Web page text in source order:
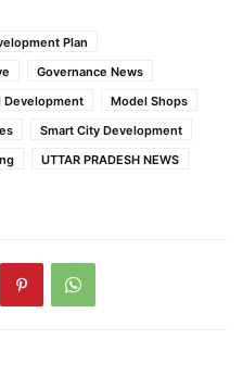
Plan
Governance News
Development
Model Shops
Smart City Development
UTTAR PRADESH NEWS